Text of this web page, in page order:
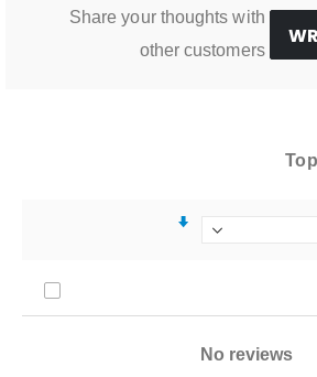
Share your thoughts with
other customers
No reviews